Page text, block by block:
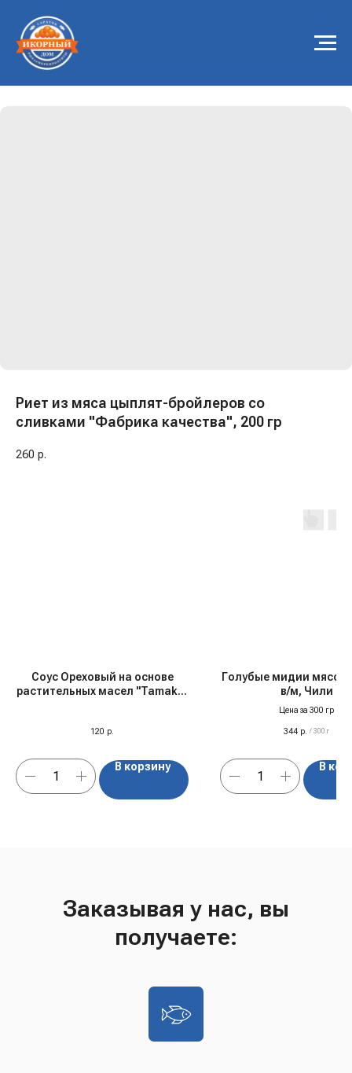
Риет из мяса цыплят-бройлеров со
сливками "Фабрика качества", 200 гр
260 р.
Соус Ореховый на основе
растительных масел "Tamaki",
120 р.
В корзину
Голубые мидии мясо,
в/м, Чили
Цена за 300 гр
344 р. / 300 г
В
Заказывая у нас, вы
получаете: